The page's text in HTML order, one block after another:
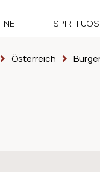
Österreich